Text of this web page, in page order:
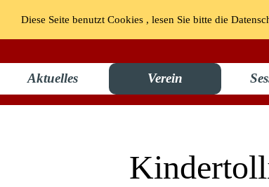
Diese Seite benutzt Cookies , lesen Sie bitte die
Aktuelles Verein
KG "Bunte Kuh"